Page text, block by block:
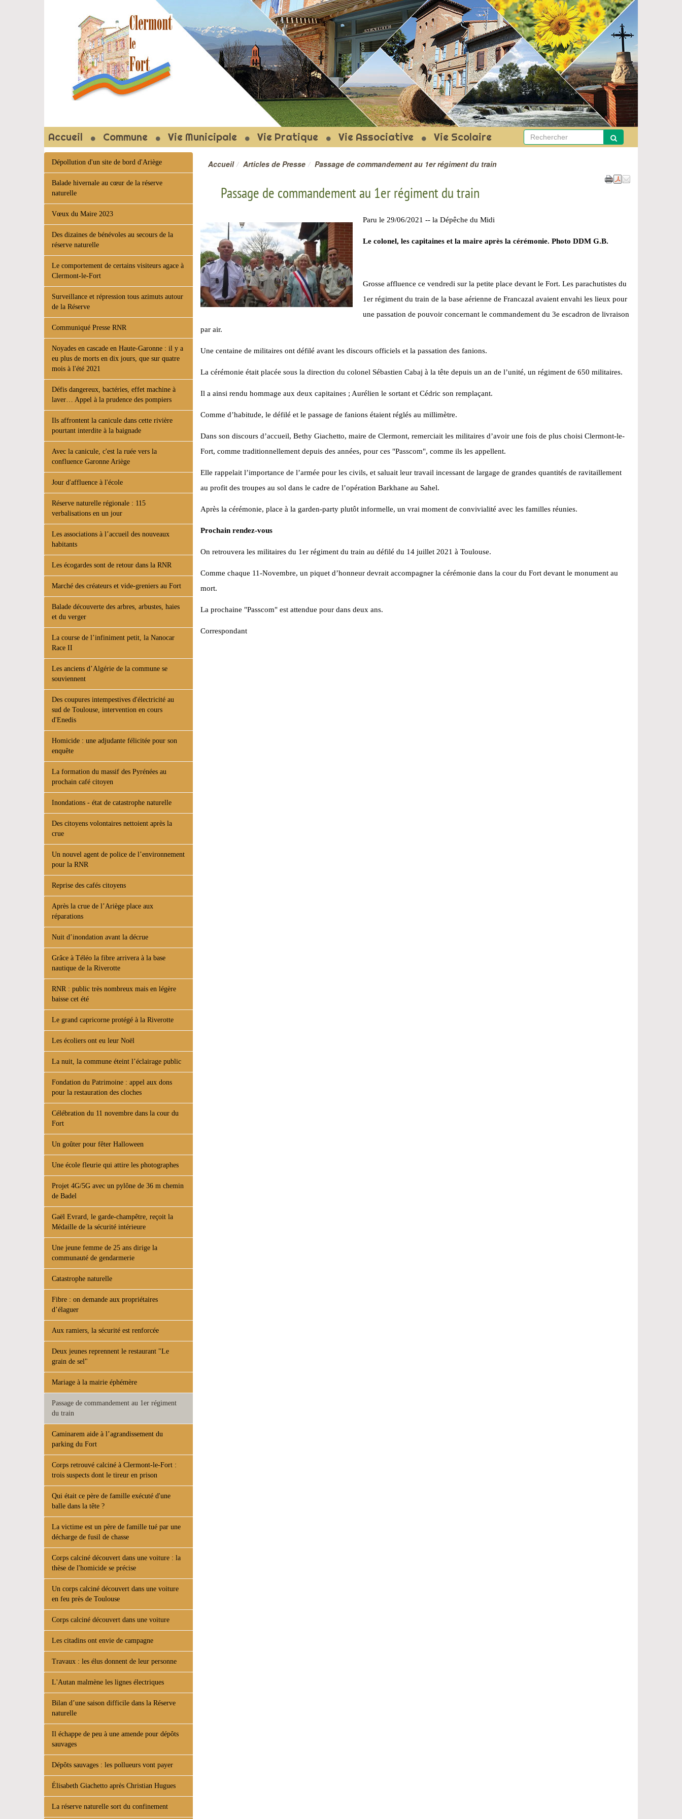
CLERMONT-LE-FORT
Accueil Commune Vie Municipale Vie Pratique Vie Associative Vie Scolaire
Accueil Articles de Presse Passage de commandement au 1er régiment du train
Passage de commandement au 1er régiment du train
Paru le 29/06/2021 -- la Dépêche du Midi
Le colonel, les capitaines et la maire après la cérémonie. Photo DDM G.B.
Grosse affluence ce vendredi sur la petite place devant le Fort. Les parachutistes du
1er régiment du train de la base aérienne de Francazal avaient envahi les lieux pour
une passation de pouvoir concernant le commandement du 3e escadron de livraison
par air.
Une centaine de militaires ont défilé avant les discours officiels et la passation des fanions.
La cérémonie était placée sous la direction du colonel Sébastien Cabaj à la tête depuis un an de l’unité, un régiment de 650 militaires.
Il a ainsi rendu hommage aux deux capitaines ; Aurélien le sortant et Cédric son remplaçant.
Comme d’habitude, le défilé et le passage de fanions étaient réglés au millimètre.
Dans son discours d’accueil, Bethy Giachetto, maire de Clermont, remerciait les militaires d’avoir une fois de plus choisi Clermont-le-
Fort, comme traditionnellement depuis des années, pour ces "Passcom", comme ils les appellent.
Elle rappelait l’importance de l’armée pour les civils, et saluait leur travail incessant de largage de grandes quantités de ravitaillement
au profit des troupes au sol dans le cadre de l’opération Barkhane au Sahel.
Après la cérémonie, place à la garden-party plutôt informelle, un vrai moment de convivialité avec les familles réunies.
Prochain rendez-vous
On retrouvera les militaires du 1er régiment du train au défilé du 14 juillet 2021 à Toulouse.
Comme chaque 11-Novembre, un piquet d’honneur devrait accompagner la cérémonie dans la cour du Fort devant le monument au
mort.
La prochaine "Passcom" est attendue pour dans deux ans.
Correspondant
Dépollution d'un site de bord d'Ariège
Balade hivernale au cœur de la réserve
naturelle
Vœux du Maire 2023
Des dizaines de bénévoles au secours de la
réserve naturelle
Le comportement de certains visiteurs agace à
Clermont-le-Fort
Surveillance et répression tous azimuts autour
de la Réserve
Communiqué Presse RNR
Noyades en cascade en Haute-Garonne : il y a
eu plus de morts en dix jours, que sur quatre
mois à l'été 2021
Défis dangereux, bactéries, effet machine à
laver… Appel à la prudence des pompiers
Ils affrontent la canicule dans cette rivière
pourtant interdite à la baignade
Avec la canicule, c'est la ruée vers la
confluence Garonne Ariège
Jour d'affluence à l'école
Réserve naturelle régionale : 115
verbalisations en un jour
Les associations à l’accueil des nouveaux
habitants
Les écogardes sont de retour dans la RNR
Marché des créateurs et vide-greniers au Fort
Balade découverte des arbres, arbustes, haies
et du verger
La course de l’infiniment petit, la Nanocar
Race II
Les anciens d’Algérie de la commune se
souviennent
Des coupures intempestives d'électricité au
sud de Toulouse, intervention en cours
d'Enedis
Homicide : une adjudante félicitée pour son
enquête
La formation du massif des Pyrénées au
prochain café citoyen
Inondations - état de catastrophe naturelle
Des citoyens volontaires nettoient après la
crue
Un nouvel agent de police de l’environnement
pour la RNR
Reprise des cafés citoyens
Après la crue de l’Ariège place aux
réparations
Nuit d’inondation avant la décrue
Grâce à Téléo la fibre arrivera à la base
nautique de la Riverotte
RNR : public très nombreux mais en légère
baisse cet été
Le grand capricorne protégé à la Riverotte
Les écoliers ont eu leur Noël
La nuit, la commune éteint l’éclairage public
Fondation du Patrimoine : appel aux dons
pour la restauration des cloches
Célébration du 11 novembre dans la cour du
Fort
Un goûter pour fêter Halloween
Une école fleurie qui attire les photographes
Projet 4G/5G avec un pylône de 36 m chemin
de Badel
Gaël Evrard, le garde-champêtre, reçoit la
Médaille de la sécurité intérieure
Une jeune femme de 25 ans dirige la
communauté de gendarmerie
Catastrophe naturelle
Fibre : on demande aux propriétaires
d’élaguer
Aux ramiers, la sécurité est renforcée
Deux jeunes reprennent le restaurant "Le
grain de sel"
Mariage à la mairie éphémère
Passage de commandement au 1er régiment
du train
Caminarem aide à l’agrandissement du
parking du Fort
Corps retrouvé calciné à Clermont-le-Fort :
trois suspects dont le tireur en prison
Qui était ce père de famille exécuté d'une
balle dans la tête ?
La victime est un père de famille tué par une
décharge de fusil de chasse
Corps calciné découvert dans une voiture : la
thèse de l'homicide se précise
Un corps calciné découvert dans une voiture
en feu près de Toulouse
Corps calciné découvert dans une voiture
Les citadins ont envie de campagne
Travaux : les élus donnent de leur personne
L'Autan malmène les lignes électriques
Bilan d’une saison difficile dans la Réserve
naturelle
Il échappe de peu à une amende pour dépôts
sauvages
Dépôts sauvages : les pollueurs vont payer
Élisabeth Giachetto après Christian Hugues
La réserve naturelle sort du confinement